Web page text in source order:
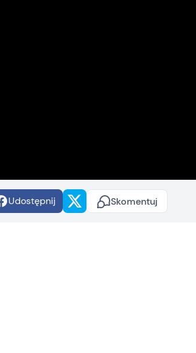
Udostępnij Skomentuj